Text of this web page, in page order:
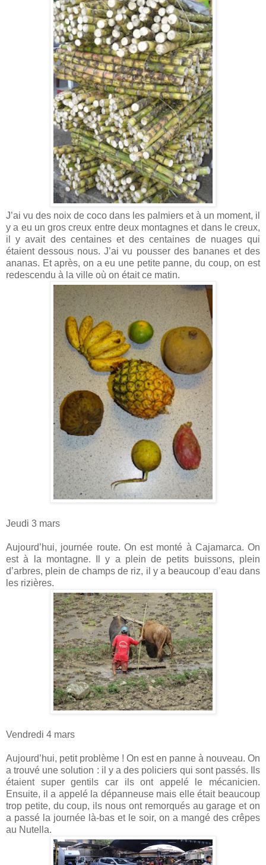
J’ai vu des noix de coco dans les palmiers et à un moment, il
y a eu un gros creux entre deux montagnes et dans le creux,
il y avait des centaines et des centaines de nuages qui
étaient dessous nous. J’ai vu pousser des bananes et des
ananas. Et après, on a eu une petite panne, du coup, on est
redescendu à la ville où on était ce matin.
Jeudi 3 mars
Aujourd’hui, journée route. On est monté à Cajamarca. On
est à la montagne. Il y a plein de petits buissons, plein
d’arbres, plein de champs de riz, il y a beaucoup d’eau dans
les rizières.
Vendredi 4 mars
Aujourd’hui, petit problème ! On est en panne à nouveau. On
a trouvé une solution : il y a des policiers qui sont passés. Ils
étaient super gentils car ils ont appelé le mécanicien.
Ensuite, il a appelé la dépanneuse mais elle était beaucoup
trop petite, du coup, ils nous ont remorqués au garage et on
a passé la journée là-bas et le soir, on a mangé des crêpes
au Nutella.